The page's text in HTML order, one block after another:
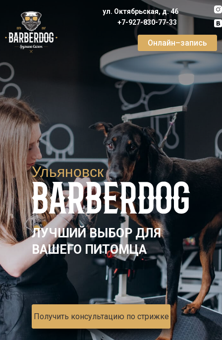
ЛУЧШИЙ ВЫБОР ДЛЯ
ВАШЕГО ПИТОМЦА
Получить консультацию по стрижке
Онлайн–запись
+7-927-830-77-33
ул. Октябрьская, д. 46
Ульяновск